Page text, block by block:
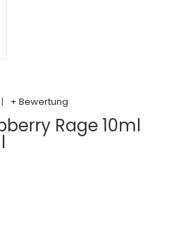
| + Bewertung
Rage 10ml